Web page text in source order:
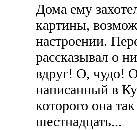
Дома ему
картины,
настроении.
рассказывал о
вдруг! О, чудо!
написанный в
которого она
шестнадцать...